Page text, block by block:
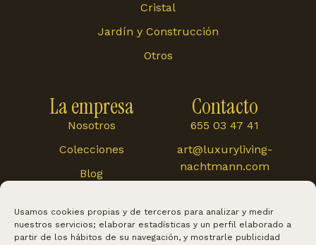
Usamos cookies propias y de terceros para analizar y medir
nuestros servicios; elaborar estadísticas y un perfil elaborado a
partir de los hábitos de su navegación, y mostrarle publicidad
La empresa
Nosotros
Colecciones
Blog
Contacto
655 03 47 41
art@luxuryliving-
nachtmann.com
Cártama 48, 29120,
Alhaurín El Grande
Cristal
Jardín y Construcción
Otros